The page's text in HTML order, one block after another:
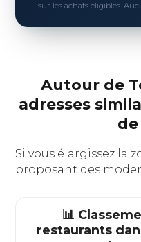
sur les achats éligibles.
Autour de
adresses
Si vous élargissez la
proposant des
📊
restaurants